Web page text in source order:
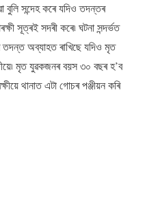
সন্দেহ কৰে যদিও তদন্তৰ
সূত্ৰই সদৰী কৰে৷ ঘটনা সন্দৰ্ভত
অব্যাহত ৰাখিছে যদিও মৃত
মৃত যুৱকজনৰ বয়স ৩০ বছৰ হ’ব
থানাত এটা গোচৰ পঞ্জীয়ন কৰি